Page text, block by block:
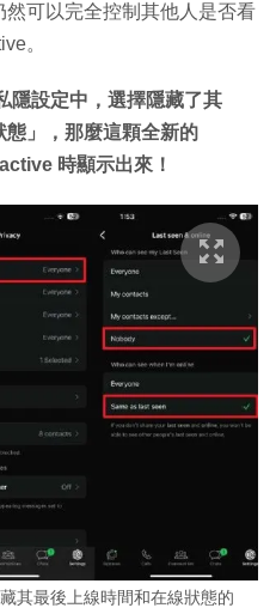
可以完全控制其他人是否看
。
隱設定中，選擇隱藏了其
態」，那麼這顆全新的
時顯示出來！
其最後上線時間和在線狀態的